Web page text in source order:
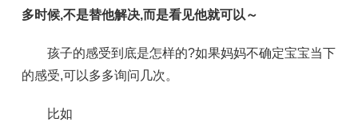
多时候,不是替他解决,而是看见他就可以～
孩子的感受到底是怎样的?如果妈妈不确定宝宝当下
的感受,可以多多询问几次。
比如